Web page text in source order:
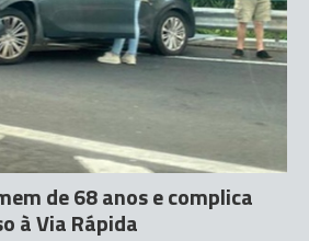
de 68 anos e complica
à Via Rápida